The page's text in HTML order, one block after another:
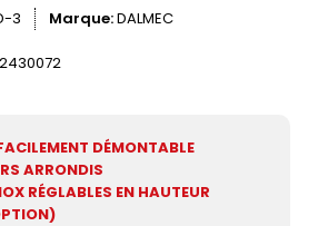
3 Marque DALMEC
DÉMONTABLE
ARRONDIS
RÉGLABLES EN HAUTEUR